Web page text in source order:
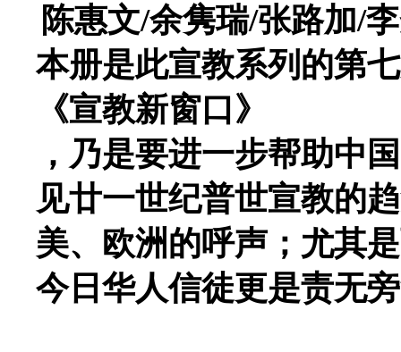
陈惠文/余隽瑞/张路加/
本册是此宣教系列的第
《宣教新窗口》
，乃是要进一步帮助中
见廿一世纪普世宣教的
美、欧洲的呼声；尤其
今日华人信徒更是责无